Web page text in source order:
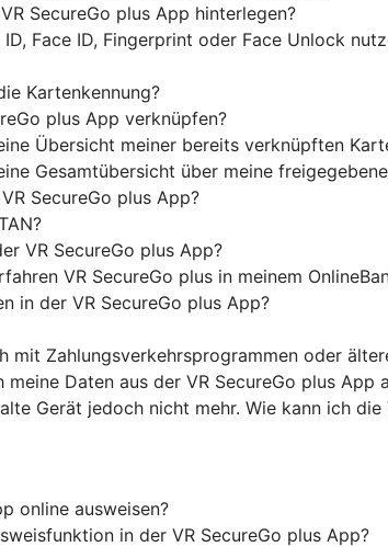
SecureGo plus App hinterlegen?
Face ID, Fingerprint oder Face Unlock
Kartenkennung?
plus App verknüpfen?
Übersicht meiner bereits verknüpften
Gesamtübersicht über meine
SecureGo plus App?
VR SecureGo plus App?
VR SecureGo plus in meinem
in der VR SecureGo plus App?
mit Zahlungsverkehrsprogrammen oder
Daten aus der VR SecureGo plus App
Gerät jedoch nicht mehr. Wie kann ich
online ausweisen?
in der VR SecureGo plus App?